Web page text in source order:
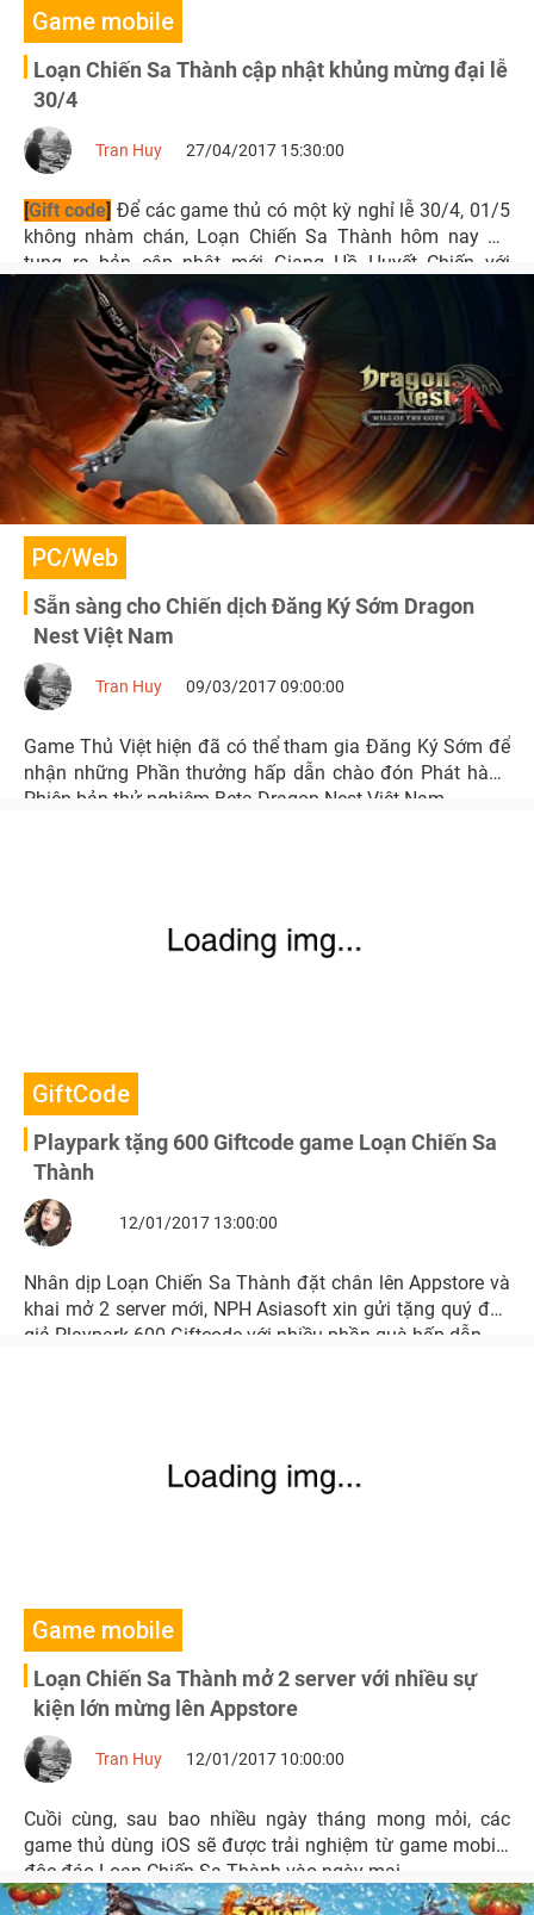
Game mobile
Loạn Chiến Sa Thành cập nhật khủng mừng đại lễ
30/4
Tran Huy 27/04/2017 15:30:00
[Gift code] Để các game thủ có một kỳ nghỉ lễ 30/4, 01/5
không nhàm chán, Loạn Chiến Sa Thành hôm nay đã
tung ra bản cập nhật mới Giang Hồ Huyết Chiến với
những thay đổi vô cùng hấp dẫn.
PC/Web
Sẵn sàng cho Chiến dịch Đăng Ký Sớm Dragon
Nest Việt Nam
Tran Huy 09/03/2017 09:00:00
Game Thủ Việt hiện đã có thể tham gia Đăng Ký Sớm để
nhận những Phần thưởng hấp dẫn chào đón Phát hành
Phiên bản thử nghiệm Beta Dragon Nest Việt Nam.
GiftCode
Playpark tặng 600 Giftcode game Loạn Chiến Sa
Thành
12/01/2017 13:00:00
Nhân dịp Loạn Chiến Sa Thành đặt chân lên Appstore và
khai mở 2 server mới, NPH Asiasoft xin gửi tặng quý độc
giả Playpark 600 Giftcode với nhiều phần quà hấp dẫn.
Game mobile
Loạn Chiến Sa Thành mở 2 server với nhiều sự
kiện lớn mừng lên Appstore
Tran Huy 12/01/2017 10:00:00
Cuồi cùng, sau bao nhiều ngày tháng mong mỏi, các
game thủ dùng iOS sẽ được trải nghiệm từ game mobile
độc đáo Loạn Chiến Sa Thành vào ngày mai.